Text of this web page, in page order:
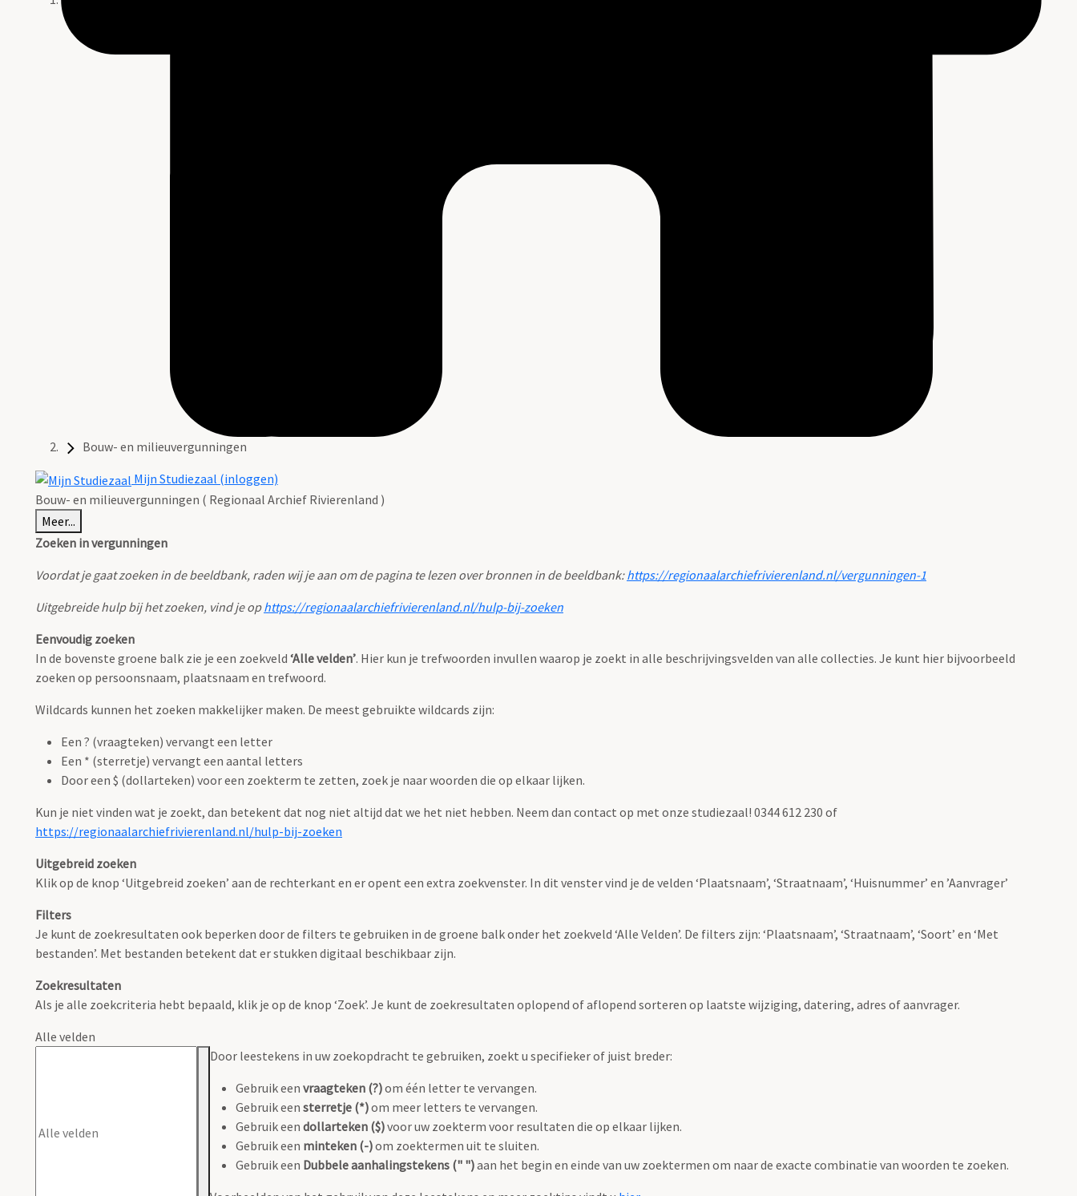
Bouw- en milieuvergunningen
Mijn Studiezaal (inloggen)
Bouw- en milieuvergunningen ( Regionaal Archief Rivierenland )
Meer...
Zoeken in vergunningen
Voordat je gaat zoeken in de beeldbank, raden wij je aan om de pagina te lezen over bronnen in de beeldbank:https://regionaalarchiefrivierenland.nl/vergunningen-1
Uitgebreide hulp bij het zoeken, vind je ophttps://regionaalarchiefrivierenland.nl/hulp-bij-zoeken
Eenvoudig zoeken
In de bovenste groene balk zie je een zoekveld ‘Alle velden’. Hier kun je trefwoorden invullen waarop je zoekt in alle beschrijvingsvelden van alle collecties. Je kunt hier bijvoorbeeld
zoeken op persoonsnaam, plaatsnaam en trefwoord.
Wildcards kunnen het zoeken makkelijker maken. De meest gebruikte wildcards zijn:
Een ? (vraagteken) vervangt een letter
Een * (sterretje) vervangt een aantal letters
Door een $ (dollarteken) voor een zoekterm te zetten, zoek je naar woorden die op elkaar lijken.
Kun je niet vinden wat je zoekt, dan betekent dat nog niet altijd dat we het niet hebben. Neem dan contact op met onze studiezaal! 0344 612 230 of
https://regionaalarchiefrivierenland.nl/hulp-bij-zoeken
Uitgebreid zoeken
Klik op de knop ‘Uitgebreid zoeken’ aan de rechterkant en er opent een extra zoekvenster. In dit venster vind je de velden ‘Plaatsnaam’, ‘Straatnaam’, ‘Huisnummer’ en ’Aanvrager’
Filters
Je kunt de zoekresultaten ook beperken door de filters te gebruiken in de groene balk onder het zoekveld ‘Alle Velden’. De filters zijn: ‘Plaatsnaam’, ‘Straatnaam’, ‘Soort’ en ‘Met
bestanden’. Met bestanden betekent dat er stukken digitaal beschikbaar zijn.
Zoekresultaten
Als je alle zoekcriteria hebt bepaald, klik je op de knop ‘Zoek’. Je kunt de zoekresultaten oplopend of aflopend sorteren op laatste wijziging, datering, adres of aanvrager.
Alle velden
Door leestekens in uw zoekopdracht te gebruiken, zoekt u specifieker of juist breder:
Gebruik een vraagteken (?)om één letter te vervangen.
Gebruik een sterretje (*)om meer letters te vervangen.
Gebruik een dollarteken ($)voor uw zoekterm voor resultaten die op elkaar lijken.
Gebruik een minteken (-)om zoektermen uit te sluiten.
Gebruik een Dubbele aanhalingstekens (" ")aan het begin en einde van uw zoektermen om naar de exacte combinatie van woorden te zoeken.